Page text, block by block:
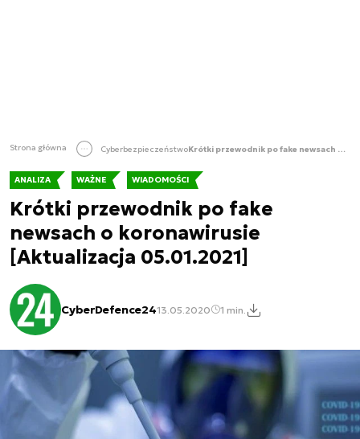
Strona główna Cyberbezpieczeństwo Krótki przewodnik po fake newsach o koronawirusie [Aktualizacja 05.01.2021]
ANALIZA WAŻNE WIADOMOŚCI
Krótki przewodnik po fake
newsach o koronawirusie
[Aktualizacja 05.01.2021]
CyberDefence2413.05.2020 1 min.